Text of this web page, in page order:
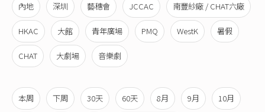
內地 深圳 藝穗會 JCCAC 南豐紗廠 / CHAT六廠
HKAC 大館 青年廣場 PMQ WestK 暑假
CHAT 大劇場 音樂劇
本周 下周 30天 60天 8月 9月 10月